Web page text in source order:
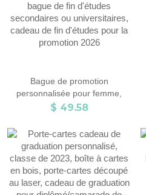
Bague de promotion
personnalisée pour femme,
ornée de sa pierre de
bague de fin d'études
secondaires ou universitaires,
cadeau de fin d'études pour la
promotion 2026
$ 49.58